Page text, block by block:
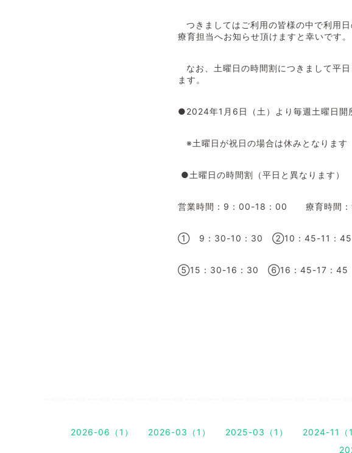
つきましてはご利用の皆様の中で利用
療育担当へお知らせ頂けますと幸いです。
なお、土曜日の時間割につきまして平
ます。
●2024年1 月 6 日（土）より毎週土曜日開
※土曜日が祝日の場合は休みとなります
●土曜日の時間割（平日と異なります）
営業時間： 9 ： 00-18 ： 00 療育時間：
① 9 ： 30-10 ： 30 ②10 ： 45-11 ： 45
⑤15 ： 30-16 ： 30 ⑥16 ： 45-17 ： 45
2026-06（1） 2026-03（1） 2025-03（1） 2024-11（1